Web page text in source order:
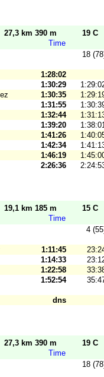
27,3 km 390 m
19 C
Time
18
1:28:02
1:30:29
1:30:35
1:31:55
1:32:44
1:39:20
1:41:26
1:42:34
1:46:19
2:26:36
19,1 km 185 m
15 C
Time
4
1:11:45
1:14:33
1:22:58
1:52:54
dns
27,3 km 390 m
19 C
Time
18